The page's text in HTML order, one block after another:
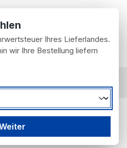
Du hast 0
Ihres Lieferlandes.
wir Ihre Bestellung liefern